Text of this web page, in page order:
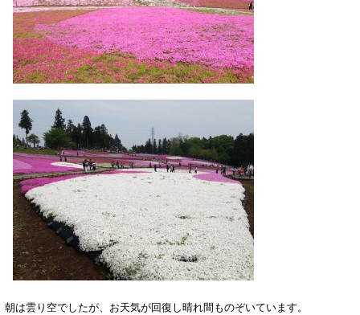
朝は雲り空でしたが、お天気が回復し晴れ間ものぞいています。